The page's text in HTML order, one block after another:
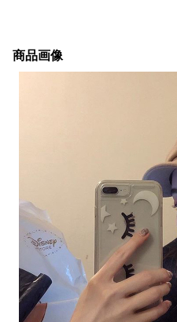
商品画像